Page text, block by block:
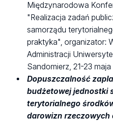
Międzynarodowa
"Realizacja zadań
samorządu
praktyka", organizator:
Administracji
Sandomierz, 21-23 maja
Dopuszczalność
budżetowej jednostki
terytorialnego
darowizn rzeczowych